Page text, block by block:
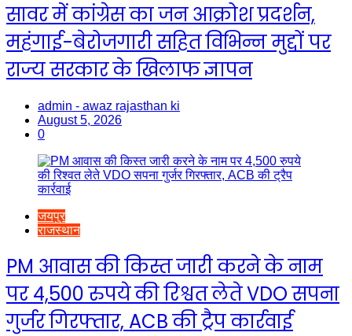
सावर में कांग्रेस का जन आक्रोश प्रदर्शन,
महंगाई-बेरोजगारी सहित विभिन्न मुद्दों पर
राज्य सरकार के खिलाफ ज्ञापन
admin - awaz rajasthan ki
August 5, 2026
0
जयपुर
राजस्थान
PM आवास की किस्त जारी करने के नाम
पर 4,500 रुपये की रिश्वत लेते VDO सपना
गुर्जर गिरफ्तार, ACB की ट्रैप कार्रवाई